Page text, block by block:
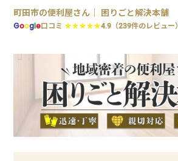
町田市の便利屋さん｜ 困りごと解決本舗
Google口コミ★★★★★4.9（239件のレビュー）